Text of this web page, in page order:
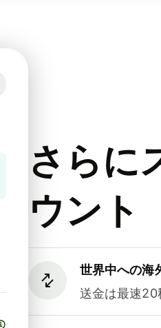
さらに
ウント
世界中への海
送金は最速20